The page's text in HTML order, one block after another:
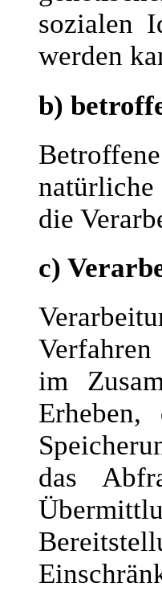
sozialen
werden
b)
natürliche
die
c)
Verfahren
im
das